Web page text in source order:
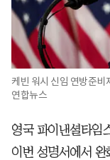
케빈 워시 신임 연방준비
연합뉴스
영국 파이낸셜타임
이번 성명서에서